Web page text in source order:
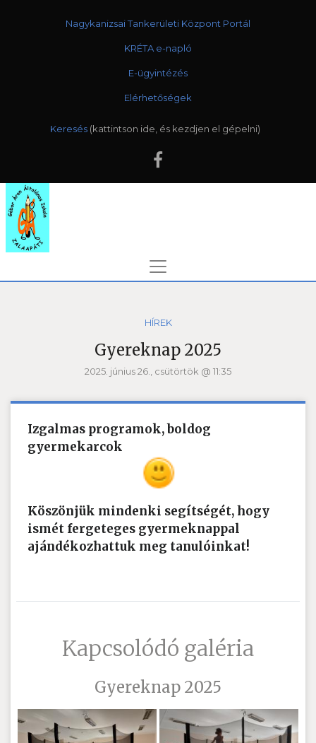
Nagykanizsai Tankerületi Központ Portál
KRÉTA e-napló
E-ügyintézés
Elérhetőségek
Keresés
HÍREK
Gyereknap 2025
2025. június 26., csütörtök @ 11:35
Izgalmas programok, boldog
gyermekarcok
Köszönjük mindenki segítségét, hogy
ismét fergeteges gyermeknappal
ajándékozhattuk meg tanulóinkat!
Kapcsolódó galéria
Gyereknap 2025